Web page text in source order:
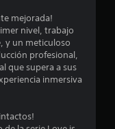
5
5
e
mejorada!
nivel, trabajo
y un meticuloso
profesional,
que supera a sus
inmersiva